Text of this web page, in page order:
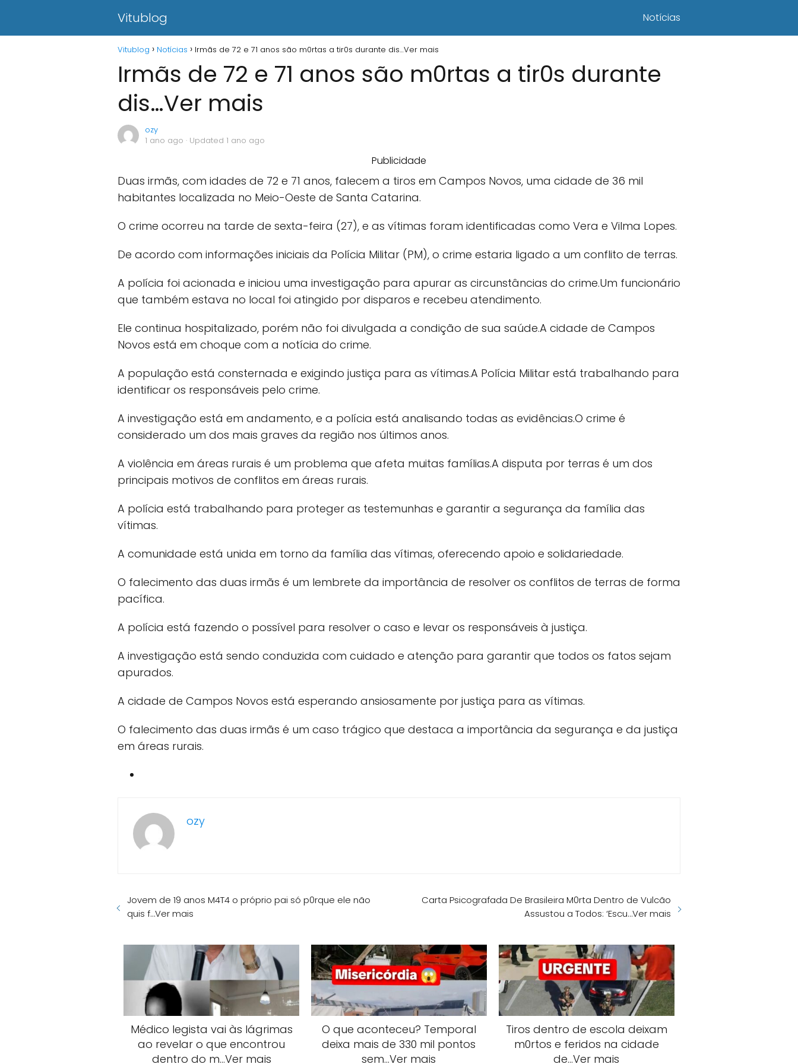
Vitublog Notícias
Vitublog Notícias Irmãs de 72 e 71 anos são m0rtas a tir0s durante dis…Ver mais
Irmãs de 72 e 71 anos são m0rtas a tir0s durante
dis…Ver mais
ozy
1 ano ago · Updated 1 ano ago
Publicidade
Duas irmãs, com idades de 72 e 71 anos, falecem a tiros em Campos Novos, uma cidade de 36 mil
habitantes localizada no Meio-Oeste de Santa Catarina.
O crime ocorreu na tarde de sexta-feira (27), e as vítimas foram identificadas como Vera e Vilma Lopes.
De acordo com informações iniciais da Polícia Militar (PM), o crime estaria ligado a um conflito de terras.
A polícia foi acionada e iniciou uma investigação para apurar as circunstâncias do crime.Um funcionário
que também estava no local foi atingido por disparos e recebeu atendimento.
Ele continua hospitalizado, porém não foi divulgada a condição de sua saúde.A cidade de Campos
Novos está em choque com a notícia do crime.
A população está consternada e exigindo justiça para as vítimas.A Polícia Militar está trabalhando para
identificar os responsáveis pelo crime.
A investigação está em andamento, e a polícia está analisando todas as evidências.O crime é
considerado um dos mais graves da região nos últimos anos.
A violência em áreas rurais é um problema que afeta muitas famílias.A disputa por terras é um dos
principais motivos de conflitos em áreas rurais.
A polícia está trabalhando para proteger as testemunhas e garantir a segurança da família das
vítimas.
A comunidade está unida em torno da família das vítimas, oferecendo apoio e solidariedade.
O falecimento das duas irmãs é um lembrete da importância de resolver os conflitos de terras de forma
pacífica.
A polícia está fazendo o possível para resolver o caso e levar os responsáveis à justiça.
A investigação está sendo conduzida com cuidado e atenção para garantir que todos os fatos sejam
apurados.
A cidade de Campos Novos está esperando ansiosamente por justiça para as vítimas.
O falecimento das duas irmãs é um caso trágico que destaca a importância da segurança e da justiça
em áreas rurais.
ozy
Jovem de 19 anos M4T4 o próprio pai só p0rque ele não
quis f…Ver mais
Carta Psicografada De Brasileira M0rta Dentro de Vulcão
Assustou a Todos: ‘Escu…Ver mais
Médico legista vai às lágrimas
ao revelar o que encontrou
dentro do m…Ver mais
O que aconteceu? Temporal
deixa mais de 330 mil pontos
sem…Ver mais
Tiros dentro de escola deixam
m0rtos e feridos na cidade
de…Ver mais